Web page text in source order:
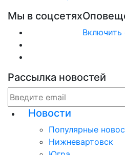
Мы в соцсетях
Включить
Рассылка новостей
Новости
Популярные
Нижневартовск